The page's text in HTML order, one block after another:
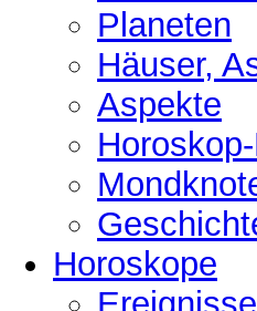
Planeten
Häuser,
Aspekte
Horoskope